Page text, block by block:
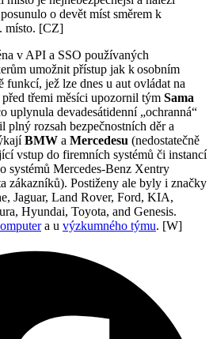
o devět míst směrem k
místo. [CZ]
v API a SSO používaných
umožnit přístup jak k osobním
funkcí, jež lze dnes u aut ovládat na
třemi měsíci upozornil tým Sama
uplynula devadesátidenní „ochranná“
rozsah bezpečnostních děr a
BMW a Mercedesu (nedostatečně
vstup do firemních systémů či instancí
systémů Mercedes-Benz Xentry
zákazníků). Postiženy ale byly i značky
Jaguar, Land Rover, Ford, KIA,
Hyundai, Toyota, and Genesis.
a u výzkumného týmu. [W]